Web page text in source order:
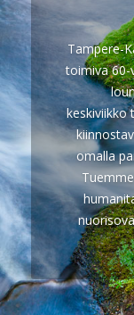
Tampere-
toimiva
keskiviikko
omalla
Tuemme